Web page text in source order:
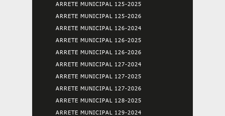
ARRETE MUNICIPAL 125-2025
ARRETE MUNICIPAL 125-2026
ARRETE MUNICIPAL 126-2024
ARRETE MUNICIPAL 126-2025
ARRETE MUNICIPAL 126-2026
ARRETE MUNICIPAL 127-2024
ARRETE MUNICIPAL 127-2025
ARRETE MUNICIPAL 127-2026
ARRETE MUNICIPAL 128-2025
ARRETE MUNICIPAL 129-2024